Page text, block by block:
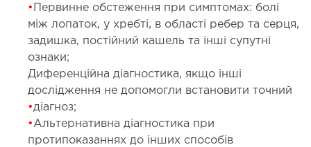
терапія
допомога
ЗАХВОРЮВАННЯ
•
Первинне обстеження при симптомах: болі
між лопаток, у хребті, в області ребер та серця,
задишка, постійний кашель та інші супутні
ознаки;
Диференційна діагностика, якщо інші
дослідження не допомогли встановити точний
•діагноз;
•Альтернативна діагностика при
протипоказаннях до інших способів